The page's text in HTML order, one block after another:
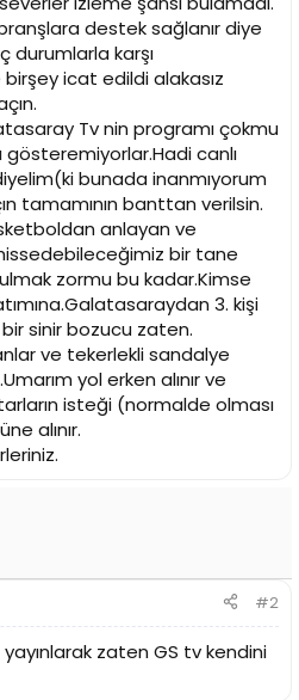
destek sağlanır diye
durumlarla karşı
birşey icat edildi alakasız
Tv nin programı çokmu
gösteremiyorlar.Hadi canlı
bunada inanmıyorum
tamamının banttan verilsin.
anlayan ve
bir tane
zormu bu kadar.Kimse
3. kişi
sinir bozucu zaten.
ve tekerlekli sandalye
yol erken alınır ve
isteği (normalde olması
alınır.
#2
yayınlarak zaten GS tv kendini